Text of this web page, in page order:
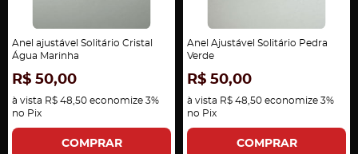
Anel ajustável Solitário Cristal
Água Marinha
R$ 50,00
à vista R$ 48,50 economize 3%
no Pix
COMPRAR
Anel Ajustável Solitário Pedra
Verde
R$ 50,00
à vista R$ 48,50 economize 3%
no Pix
COMPRAR